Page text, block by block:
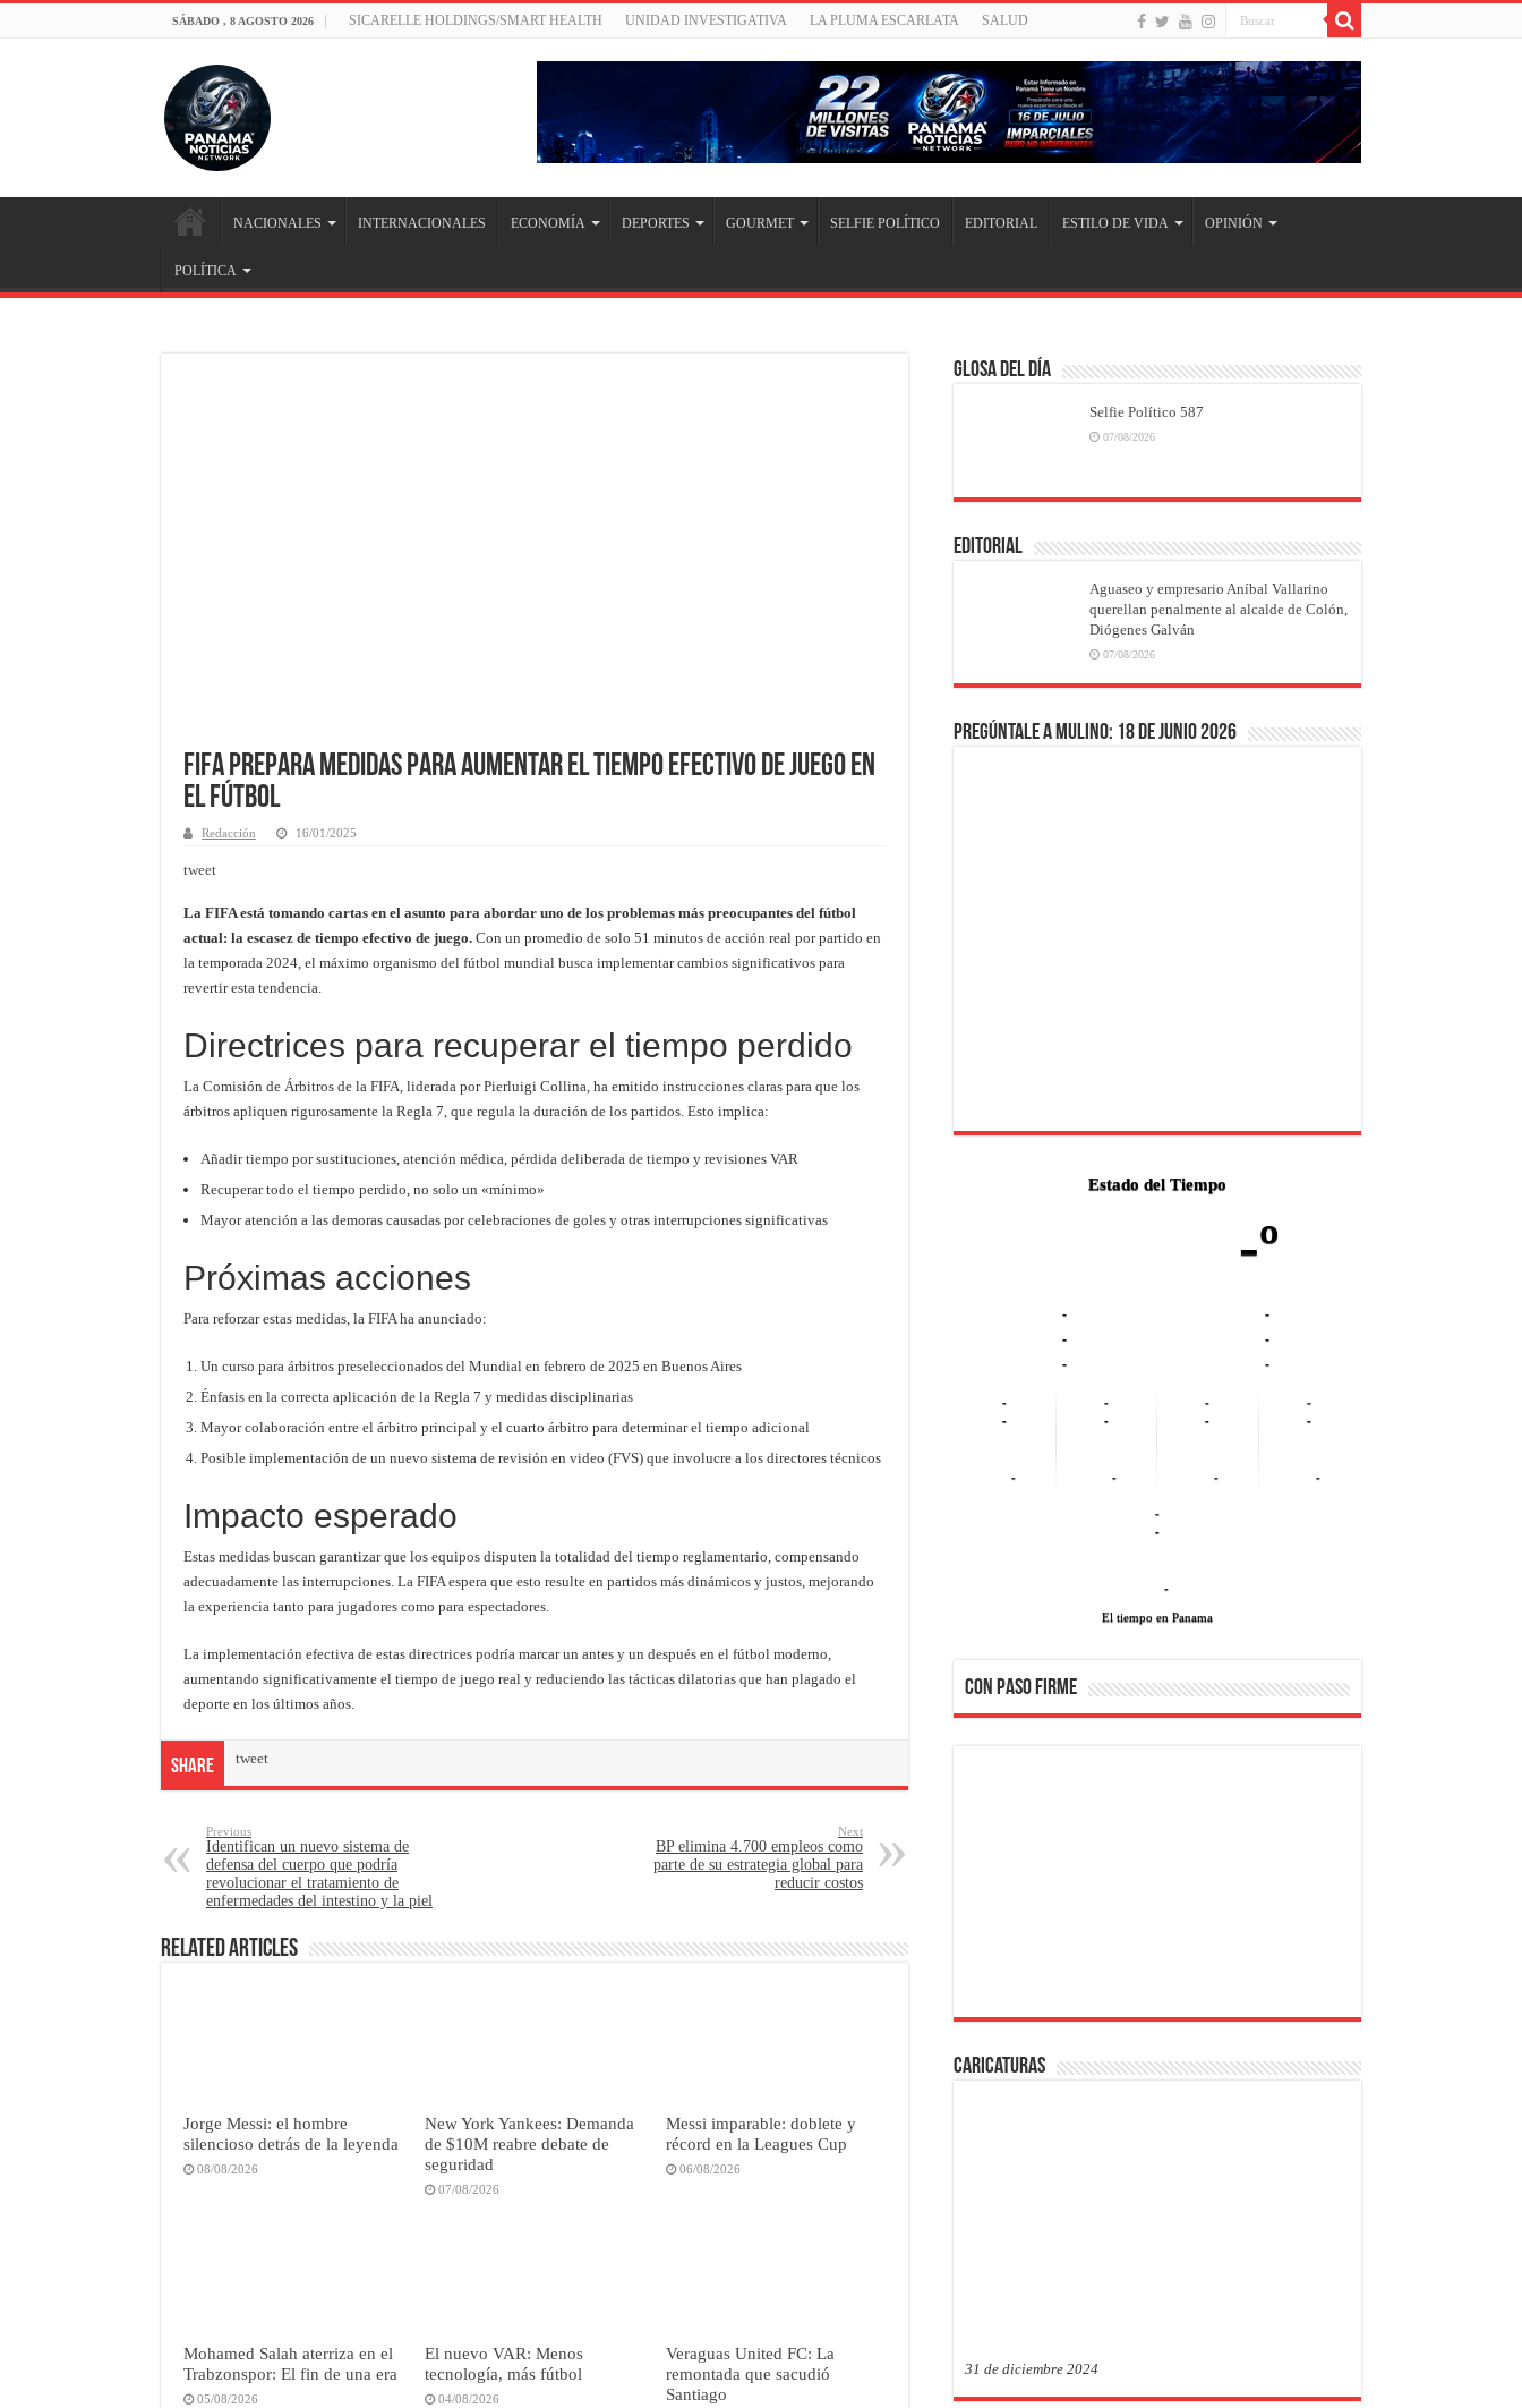
SÁBADO , 8 AGOSTO 2026 SICARELLE HOLDINGS/SMART HEALTH UNIDAD INVESTIGATIVA LA PLUMA ESCARLATA SALUD
NACIONALES INTERNACIONALES ECONOMÍA DEPORTES GOURMET SELFIE POLÍTICO EDITORIAL ESTILO DE VIDA OPINIÓN
POLÍTICA
FIFA prepara medidas para aumentar el tiempo efectivo de juego en
el fútbol
Redacción 16/01/2025
tweet
La FIFA está tomando cartas en el asunto para abordar uno de los problemas más preocupantes del fútbol
actual: la escasez de tiempo efectivo de juego. Con un promedio de solo 51 minutos de acción real por partido en
la temporada 2024, el máximo organismo del fútbol mundial busca implementar cambios significativos para
revertir esta tendencia.
Directrices para recuperar el tiempo perdido
La Comisión de Árbitros de la FIFA, liderada por Pierluigi Collina, ha emitido instrucciones claras para que los
árbitros apliquen rigurosamente la Regla 7, que regula la duración de los partidos. Esto implica:
Añadir tiempo por sustituciones, atención médica, pérdida deliberada de tiempo y revisiones VAR
Recuperar todo el tiempo perdido, no solo un «mínimo»
Mayor atención a las demoras causadas por celebraciones de goles y otras interrupciones significativas
Próximas acciones
Para reforzar estas medidas, la FIFA ha anunciado:
Un curso para árbitros preseleccionados del Mundial en febrero de 2025 en Buenos Aires
Énfasis en la correcta aplicación de la Regla 7 y medidas disciplinarias
Mayor colaboración entre el árbitro principal y el cuarto árbitro para determinar el tiempo adicional
Posible implementación de un nuevo sistema de revisión en video (FVS) que involucre a los directores técnicos
Impacto esperado
Estas medidas buscan garantizar que los equipos disputen la totalidad del tiempo reglamentario, compensando
adecuadamente las interrupciones. La FIFA espera que esto resulte en partidos más dinámicos y justos, mejorando
la experiencia tanto para jugadores como para espectadores.
La implementación efectiva de estas directrices podría marcar un antes y un después en el fútbol moderno,
aumentando significativamente el tiempo de juego real y reduciendo las tácticas dilatorias que han plagado el
deporte en los últimos años.
Share tweet
Previous
Identifican un nuevo sistema de
defensa del cuerpo que podría
revolucionar el tratamiento de
enfermedades del intestino y la piel
Next
BP elimina 4.700 empleos como
parte de su estrategia global para
reducir costos
Related Articles
Jorge Messi: el hombre
silencioso detrás de la leyenda
08/08/2026
New York Yankees: Demanda
de $10M reabre debate de
seguridad
07/08/2026
Messi imparable: doblete y
récord en la Leagues Cup
06/08/2026
Mohamed Salah aterriza en el
Trabzonspor: El fin de una era
05/08/2026
El nuevo VAR: Menos
tecnología, más fútbol
04/08/2026
Veraguas United FC: La
remontada que sacudió
Santiago
Glosa del Día
Selfie Político 587
07/08/2026
EDITORIAL
Aguaseo y empresario Aníbal Vallarino
querellan penalmente al alcalde de Colón,
Diógenes Galván
07/08/2026
Pregúntale a Mulino: 18 de junio 2026
Estado del Tiempo
-º
-
-
-
-
-
-
-
-
-
-
-
-
-
-
-
-
-
-
-
-
-
El tiempo en Panama
CON PASO FIRME
Caricaturas
31 de diciembre 2024